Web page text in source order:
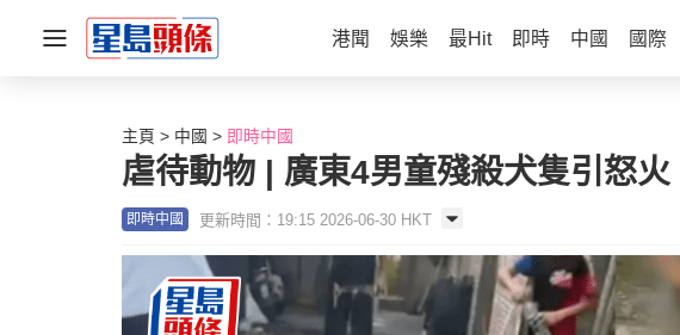
港聞 娛樂 最Hit 即時 中國 國際
主頁 中國 即時中國
虐待動物 | 廣東4男童殘殺犬隻引怒
即時中國 更新時間：19:15 2026-06-30 HKT